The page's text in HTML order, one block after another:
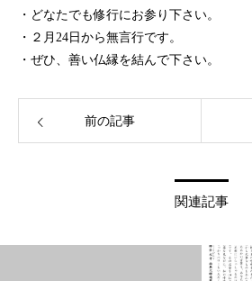
・どなたでも修行にお参り下さい。
・２月24日から無言行です。
・ぜひ、善い仏縁を結んで下さい。
前の記事
関連記事